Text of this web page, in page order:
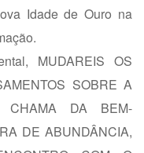
Idade de Ouro na
MUDAREIS OS
SOBRE A
CHAMA DA BEM-
DE ABUNDÂNCIA,